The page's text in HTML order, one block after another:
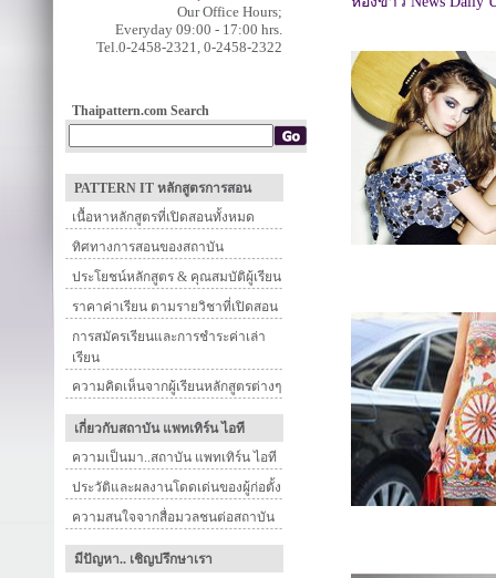
Our Office Hours;
Everyday 09:00 - 17:00 hrs.
Tel.0-2458-2321, 0-2458-2322
Thaipattern.com Search
PATTERN IT หลักสูตรการสอน
เนื้อหาหลักสูตรที่เปิดสอนทั้งหมด
ทิศทางการสอนของสถาบัน
ประโยชน์หลักสูตร & คุณสมบัติผู้เรียน
ราคาค่าเรียน ตามรายวิชาที่เปิดสอน
การสมัครเรียนและการชำระค่าเล่า
เรียน
ความคิดเห็นจากผู้เรียนหลักสูตรต่างๆ
เกี่ยวกับสถาบัน แพทเทิร์น ไอที
ความเป็นมา..สถาบัน แพทเทิร์น ไอที
ประวัติและผลงานโดดเด่นของผู้ก่อตั้ง
ความสนใจจากสื่อมวลชนต่อสถาบัน
มีปัญหา.. เชิญปรึกษาเรา